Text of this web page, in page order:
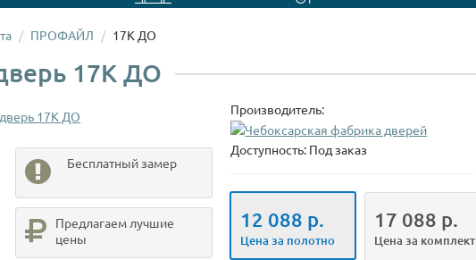
ПРОФАЙЛ 17К ДО
17К ДО
Бесплатный замер
Предлагаем лучшие
цены
Производитель:
Доступность: Под заказ
12 088 р.
Цена за полотно
17 088 р.
Цена за комплект